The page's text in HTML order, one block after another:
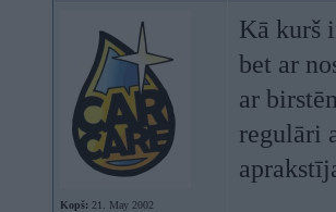
Kopš: 21. May 2002
Kā kurš
bet ar
ar
regulāri